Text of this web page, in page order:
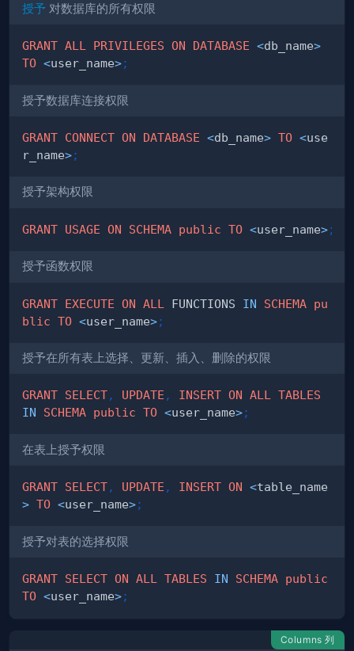
授予 对数据库的所有权限
GRANT ALL PRIVILEGES ON DATABASE <db_name>
TO <user_name>;
授予数据库连接权限
GRANT CONNECT ON DATABASE <db_name> TO <use
r_name>;
授予架构权限
GRANT USAGE ON SCHEMA public TO <user_name>;
授予函数权限
GRANT EXECUTE ON ALL FUNCTIONS IN SCHEMA pu
blic TO <user_name>;
授予在所有表上选择、更新、插入、删除的权限
GRANT SELECT, UPDATE , INSERT ON ALL
TABLES
IN
SCHEMA public TO <user_name>;
在表上授予权限
GRANT SELECT, UPDATE , INSERT ON <table_name
> TO <user_name>;
授予对表的选择权限
GRANT SELECT ON ALL TABLES IN SCHEMA public
TO <user_name>;
Columns 列